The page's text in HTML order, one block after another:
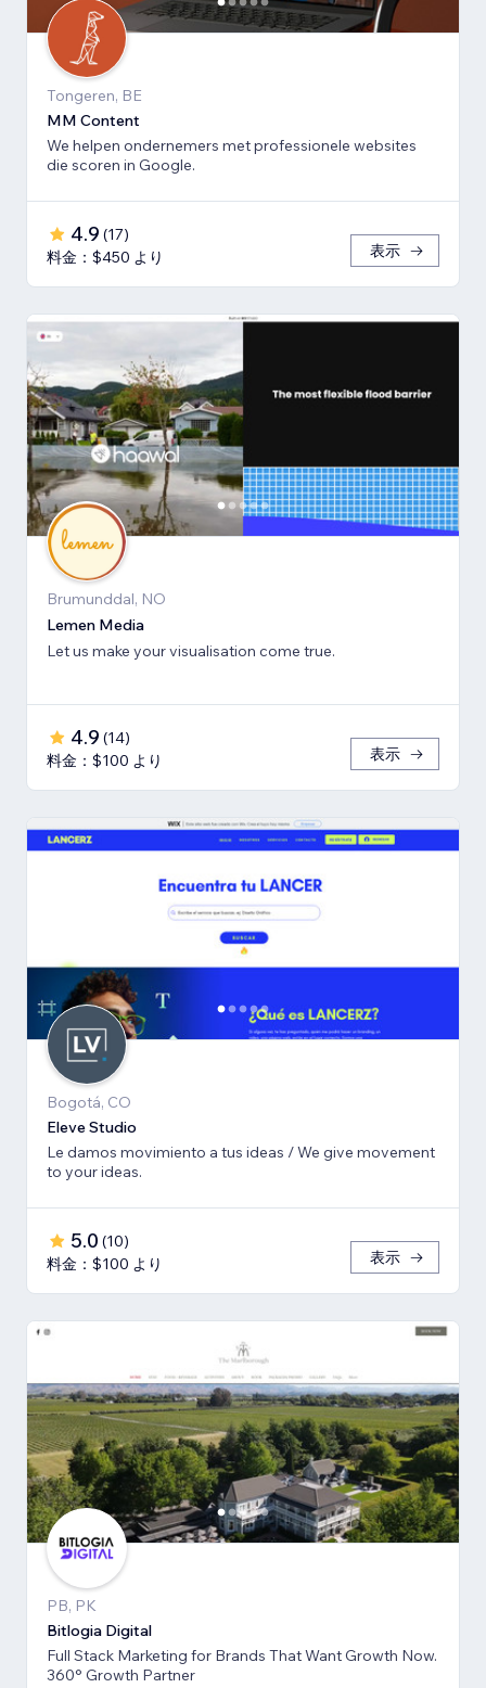
Tongeren, BE
MM Content
We helpen ondernemers met professionele websites
die scoren in Google.
4.9 (17)
料金：$450 より
表示
Brumunddal, NO
Lemen Media
Let us make your visualisation come true.
4.9 (14)
料金：$100 より
表示
Bogotá, CO
Eleve Studio
Le damos movimiento a tus ideas / We give movement
to your ideas.
5.0 (10)
料金：$100 より
表示
PB, PK
Bitlogia Digital
Full Stack Marketing for Brands That Want Growth Now.
360° Growth Partner